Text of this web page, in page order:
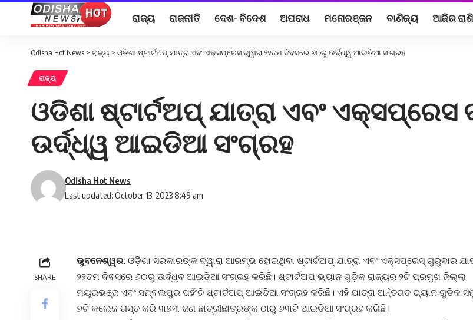
ରାଜ୍ୟ ରାଜନୀତି ଦେଶ- ବିଦେଶ ଅପରାଧ ମନୋରଞ୍ଜନ ବାଣିଜ୍ୟ ଆଜିର
Odisha Hot News > ରାଜ୍ୟ > ଓଡିଶା ଷ୍ଟାର୍ଟଅପ୍ ଯାତ୍ରା ଏବଂ ଏକ୍ସପ୍ରେସ ‌ଦ୍ୱାରା ୨୨ତମ ଦିବସରେ ୬୦ରୁ ଉର୍ଦ୍ଧ୍ୱ ଆଇଡିଆ ସଂଗ୍ରହ
ରାଜ୍ୟ
ଓଡିଶା ଷ୍ଟାର୍ଟଅପ୍ ଯାତ୍ରା ଏବଂ
ଉର୍ଦ୍ଧ୍ୱ ଆଇଡିଆ ସଂଗ୍ରହ
Last updated: October 13, 2023 8:49 am
Odisha Hot News
SHARE
ଭୁବନେଶ୍ୱର: ଓଡ଼ିଶା ସରକାରଙ୍କ ଦ୍ୱାରା ଆରମ୍ଭ ହୋଇଥିବା ଷ୍ଟାର୍ଟଅପ୍ ଯାତ୍ରା ଏବଂ ଏକ୍ସପ୍ରେସ୍ ଗୁରୁବାର
୨୨ତମ ଦିବସରେ ୬୦ରୁ ଉର୍ଦ୍ଧ୍ବ ଆଇଡିଆ ସଂଗ୍ରହ କରିଛି। ଷ୍ଟାର୍ଟଅପ ଭ୍ୟାନ ଗୁଡ଼ିକ ରାଜ୍ୟର ୨ଟି ପ୍ରମୁଖ ଜିଲ୍ଲା
ମୟୂରଭଞ୍ଜ ଏବଂ ସମ୍ବଲପୁର ପହଁଂଚି ଷ୍ଟାର୍ଟଅପ୍ ଆଇଡିଆ ସଂଗ୍ରହ କରିଛି। ଏହି ଯାତ୍ରା ଅର୍ନ୍ତଗତ ଭ୍ୟାନ ଗୁଡିକ
୭ଟି କଲେଜ ଗସ୍ତ କରି ୩୭୩ ଜଣ ଛାତ୍ରୀଛାତ୍ରଙ୍କ ଠାରୁ ୬୩ଟି ଆଇଡିଆ ସଂଗ୍ରହ କରିଛି।